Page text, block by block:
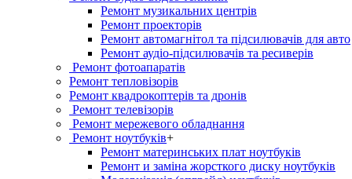
Ремонт музикальних центрів
Ремонт проекторів
Ремонт автомагнітол та підсилювачів для авто
Ремонт аудіо-підсилювачів та ресиверів
Ремонт фотоапаратів
Ремонт тепловізорів
Ремонт квадрокоптерів та дронів
Ремонт телевізорів
Ремонт мережевого обладнання
Ремонт ноутбуків+
Ремонт материнських плат ноутбуків
Ремонт и заміна жорсткого диску ноутбуків